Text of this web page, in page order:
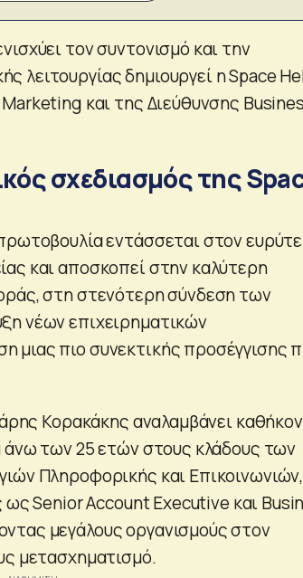
τον συντονισμό και την
λειτουργίας δημιουργεί η Space
και της Διεύθυνσης
σχεδιασμός της
εντάσσεται στον
και αποσκοπεί στην καλύτερη
στη στενότερη σύνδεση των
νέων επιχειρηματικών
μιας πιο συνεκτικής προσέγγισης
Κορακάκης αναλαμβάνει
των 25 ετών στους κλάδους των
Πληροφορικής και Επικοινωνιών,
ως Senior Account Executive και
μεγάλους οργανισμούς στον
μετασχηματισμό.